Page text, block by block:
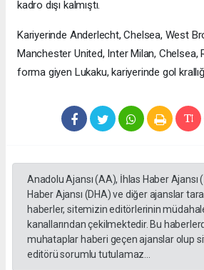
kadro dışı kalmıştı.
Kariyerinde Anderlecht, Chelsea, West
Manchester United, Inter Milan, Chelsea,
forma giyen Lukaku, kariyerinde gol
Anadolu Ajansı (AA), İhlas Haber Ajansı
Haber Ajansı (DHA) ve diğer ajanslar
haberler, sitemizin editörlerinin
kanallarından çekilmektedir. Bu
muhataplar haberi geçen ajanslar olup
editörü sorumlu tutulamaz...